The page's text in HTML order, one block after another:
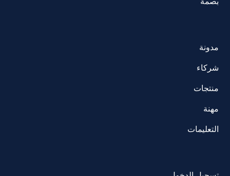
مدونة
شركاء
منتجات
مهنة
التعليمات